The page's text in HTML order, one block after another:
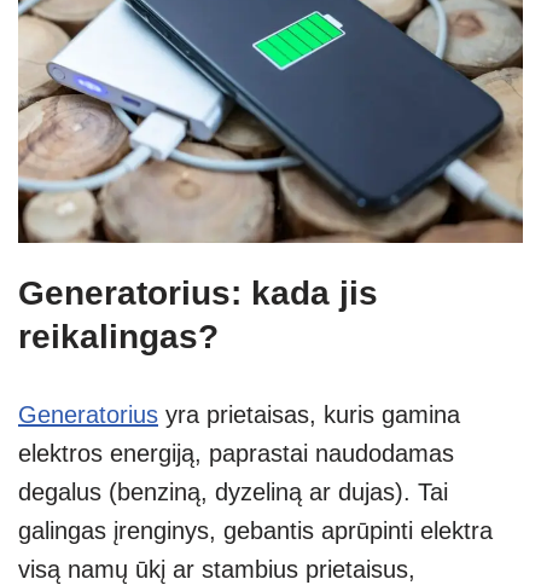
Generatorius: kada jis
reikalingas?
Generatorius yra prietaisas, kuris gamina
elektros energiją, paprastai naudodamas
degalus (benziną, dyzeliną ar dujas). Tai
galingas įrenginys, gebantis aprūpinti elektra
visą namų ūkį ar stambius prietaisus,